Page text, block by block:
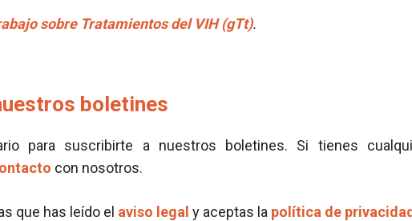
sobre Tratamientos del VIH (gTt).
boletines
para suscribirte a nuestros boletines. Si tienes
con nosotros.
que has leído el aviso legal y aceptas la política de